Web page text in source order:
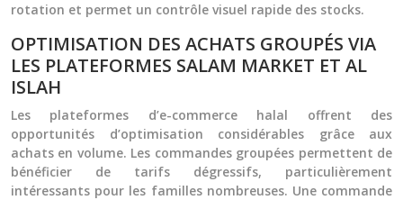
rotation et permet un contrôle visuel rapide des stocks.
OPTIMISATION DES ACHATS GROUPÉS VIA
LES PLATEFORMES SALAM MARKET ET AL
ISLAH
Les plateformes d’e-commerce halal offrent des
opportunités d’optimisation considérables grâce aux
achats en volume. Les commandes groupées permettent de
bénéficier de tarifs dégressifs, particulièrement
intéressants pour les familles nombreuses. Une commande